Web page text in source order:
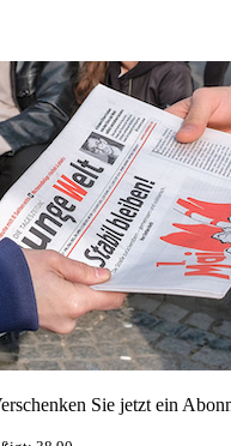
Sie jetzt ein